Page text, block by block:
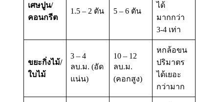
เศษปูน/
คอนกรีต
1.5 – 2 ตัน 5 – 6 ตัน
ได้
มากกว่า
3-4 เท่า
ขยะกิ่งไม้/
ใบไม้
3 – 4
ลบ.ม. (อัด
แน่น)
10 – 12
ลบ.ม.
(คอกสูง)
หกล้อขน
ปริมาตร
ได้เยอะ
กว่ามาก